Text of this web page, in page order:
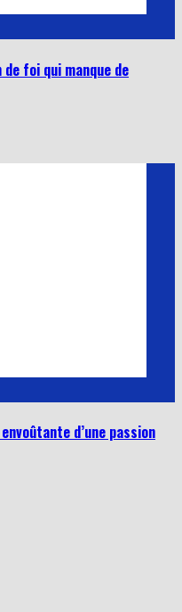
foi qui manque de
d’une passion